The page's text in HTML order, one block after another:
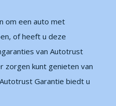
om een auto met
of heeft u deze
van Autotrust
zorgen kunt genieten van
Garantie biedt u